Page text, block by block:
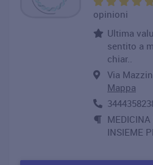
opinioni
Ultima
sentito a
chiar..
Via
Mappa
MEDICINA
INSIEME